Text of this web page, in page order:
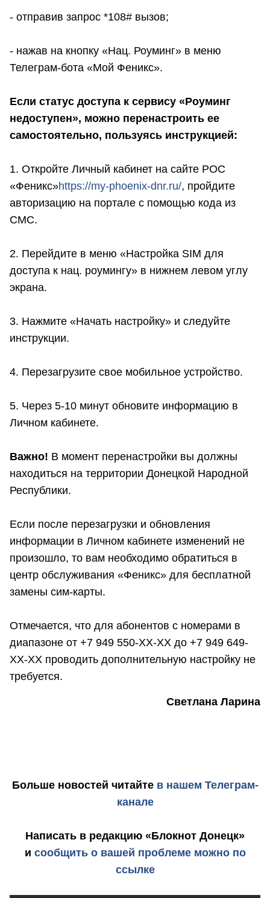
- отправив запрос *108# вызов;
- нажав на кнопку «Нац. Роуминг» в меню
Телеграм-бота «Мой Феникс».
Если статус доступа к сервису «Роуминг
недоступен», можно перенастроить ее
самостоятельно, пользуясь инструкцией:
1. Откройте Личный кабинет на сайте РОС
«Феникс»https://my-phoenix-dnr.ru/, пройдите
авторизацию на портале с помощью кода из
СМС.
2. Перейдите в меню «Настройка SIM для
доступа к нац. роумингу» в нижнем левом углу
экрана.
3. Нажмите «Начать настройку» и следуйте
инструкции.
4. Перезагрузите свое мобильное устройство.
5. Через 5-10 минут обновите информацию в
Личном кабинете.
Важно! В момент перенастройки вы должны
находиться на территории Донецкой Народной
Республики.
Если после перезагрузки и обновления
информации в Личном кабинете изменений не
произошло, то вам необходимо обратиться в
центр обслуживания «Феникс» для бесплатной
замены сим-карты.
Отмечается, что для абонентов с номерами в
диапазоне от +7 949 550-XX-XX до +7 949 649-
XX-XX проводить дополнительную настройку не
требуется.
Светлана Ларина
Больше новостей читайте в нашем Телеграм-
канале
Написать в редакцию «Блокнот Донецк»
и сообщить о вашей проблеме можно по
ссылке